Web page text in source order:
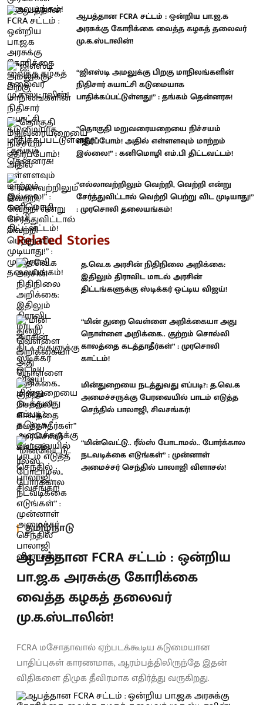
ஆபத்தான FCRA சட்டம் : ஒன்றிய பா.ஜ.க
அரசுக்கு கோரிக்கை வைத்த கழகத் தலைவர்
மு.க.ஸ்டாலின்!
“ஜிஎஸ்டி அமலுக்கு பிறகு மாநிலங்களின்
நிதிசார் சுயாட்சி கடுமையாக
பாதிக்கப்பட்டுள்ளது!” : தங்கம் தென்னரசு!
“தொகுதி மறுவரையறையை நிச்சயம்
எதிர்ப்போம்! அதில் எள்ளளவும் மாற்றம்
இல்லை!” : கனிமொழி எம்.பி திட்டவட்டம்!
“எல்லாவற்றிலும் வெற்றி, வெற்றி என்று
சேர்த்துவிட்டால் வெற்றி பெற்று விட முடியாது!”
: முரசொலி தலையங்கம்!
Related Stories
த.வெ.க அரசின் நிதிநிலை அறிக்கை:
இதிலும் திராவிட மாடல் அரசின்
திட்டங்களுக்கு ஸ்டிக்கர் ஒட்டிய விஜய்!
“மின் துறை வெள்ளை அறிக்கையா அது
நொள்ளை அறிக்கை.. குற்றம் சொல்லி
காலத்தை கடத்தாதீர்கள்” : முரசொலி
காட்டம்!
மின்துறையை நடத்துவது எப்படி?: த.வெ.க
அமைச்சருக்கு பேரவையில் பாடம் எடுத்த
செந்தில் பாலாஜி, சிவசங்கர்!
“மின்வெட்டு.. ரீல்ஸ் போடாமல்.. போர்க்கால
நடவடிக்கை எடுங்கள்” : முன்னாள்
அமைச்சர் செந்தில் பாலாஜி விளாசல்!
தமிழ்நாடு
ஆபத்தான FCRA சட்டம் : ஒன்றிய
பா.ஜ.க அரசுக்கு கோரிக்கை
வைத்த கழகத் தலைவர்
மு.க.ஸ்டாலின்!
FCRA மசோதாவால் ஏற்படக்கூடிய கடுமையான
பாதிப்புகள் காரணமாக, ஆரம்பத்திலிருந்தே இதன்
விதிகளை திமுக தீவிரமாக எதிர்த்து வருகிறது.